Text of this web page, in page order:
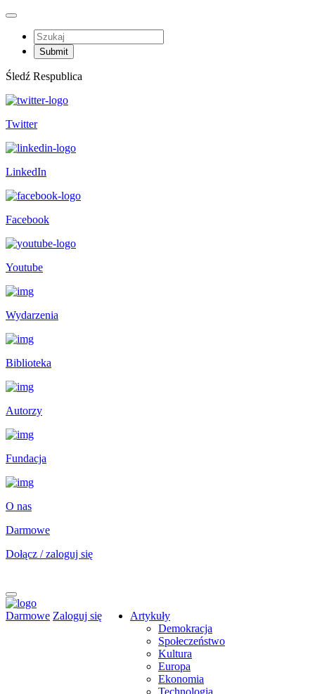
Śledź Respublica
Twitter
LinkedIn
Facebook
Youtube
Wydarzenia
Biblioteka
Autorzy
Fundacja
O nas
Darmowe
Dołącz / zaloguj się
Darmowe Zaloguj się
Artykuły
Demokracja
Społeczeństwo
Kultura
Europa
Ekonomia
Technologia